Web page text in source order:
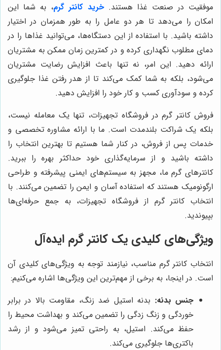
موفقیت در صنعت غذا هستند.خرید کانتر گرم، به شما این
امکان را می‌دهد تا هر دو عامل را به طور همزمان در اختیار
داشته باشید. با استفاده از این دستگاه‌ها، می‌توانید غذاها را در
دمای مطلوب نگهداری کرده و در کمترین زمان ممکن به مشتریان
ارائه دهید. این امر، نه تنها باعث افزایش رضایت مشتریان
می‌شود، بلکه به شما کمک می‌کند تا از هدر رفتن غذا جلوگیری
کرده و سودآوری کسب و کار خود را افزایش دهید.
فروش کانتر گرم در فروشگاه تجهیزات، تنها یک معامله نیست،
بلکه یک شراکت بلندمدت است. ما با ارائه مشاوره تخصصی و
خدمات پس از فروش، در کنار شما هستیم تا بهترین انتخاب را
داشته باشید و از سرمایه‌گذاری خود حداکثر بهره را ببرید.
کانترهای گرم ما، مجهز به سیستم‌های ایمنی پیشرفته و طراحی
ارگونومیک هستند که استفاده آسان و ایمن را تضمین می‌کنند. با
انتخاب کانتر گرم از فروشگاه تجهیزات، به جمع حرفه‌ای‌ها
بپیوندید.
ویژگی‌های کلیدی یک کانتر گرم ایده‌آل
انتخاب کانتر گرم مناسب، نیازمند توجه به ویژگی‌های کلیدی آن
است. در اینجا، به برخی از مهم‌ترین این ویژگی‌ها اشاره می‌کنیم:
جنس بدنه: بدنه استیل ضد زنگ، مقاومت بالا در برابر
خوردگی و زنگ زدگی را تضمین می‌کند و بهداشت محیط را
حفظ می‌کند. استیل، به راحتی تمیز می‌شود و از رشد
باکتری‌ها جلوگیری می‌کند.